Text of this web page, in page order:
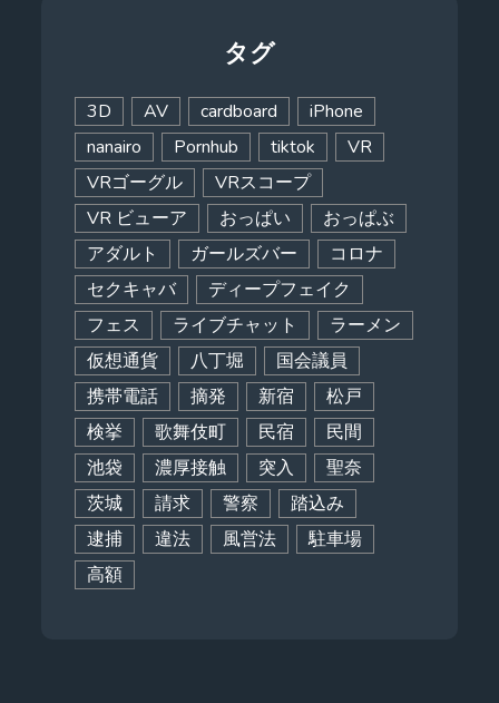
タグ
3D AV cardboard
iPhone
nanairo
Pornhub tiktok
VR
VRゴーグル
VRスコープ
VR ビューア
おっぱい
おっぱぶ
アダルト
ガールズバー
コロナ
セクキャバ
ディープフェイク
フェス
ライブチャット
ラーメン
仮想通貨
八丁堀
国会議員
携帯電話
摘発 新宿
松戸
検挙
歌舞伎町 民宿
民間
池袋
濃厚接触 突入
聖奈
茨城
請求 警察
踏込み
逮捕
違法 風営法
駐車場
高額